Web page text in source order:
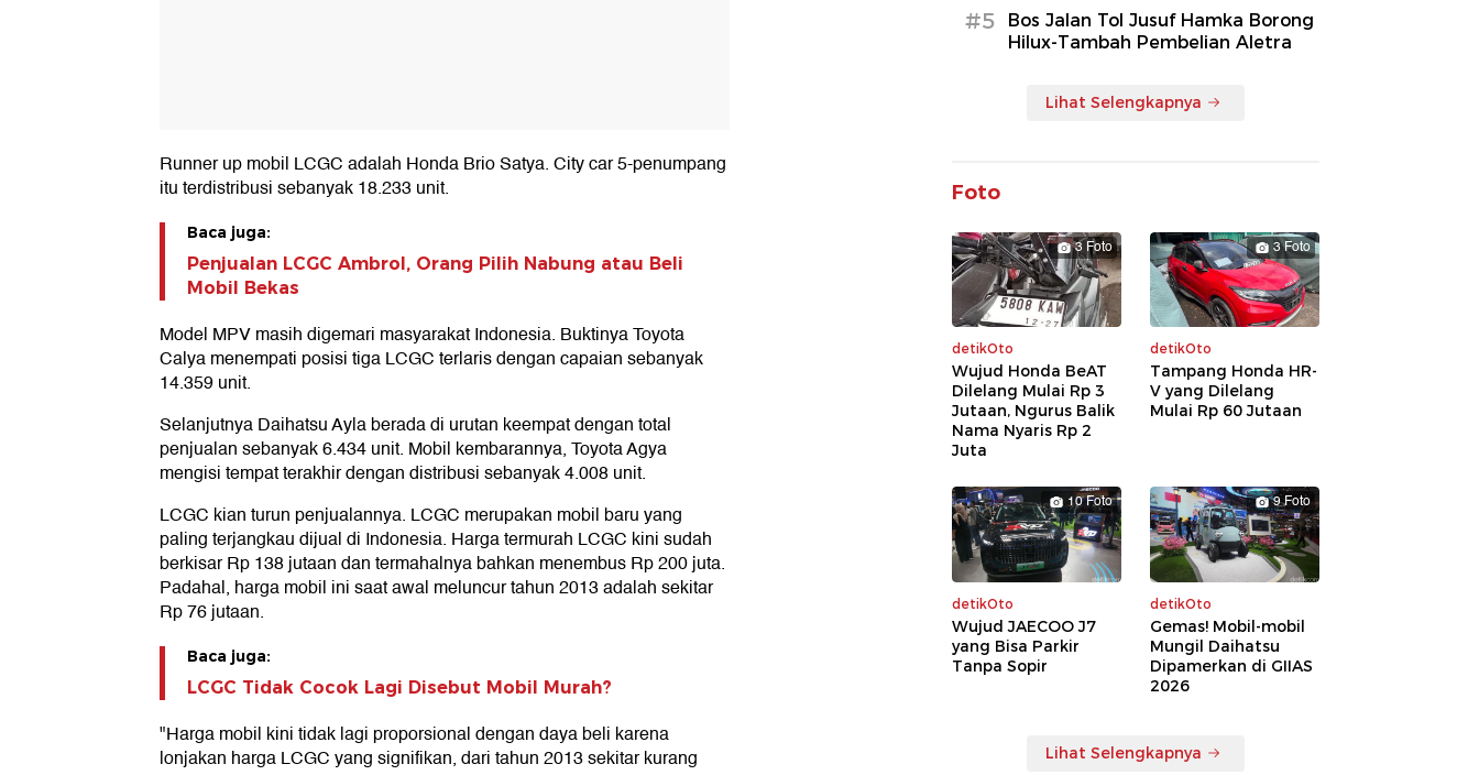
Runner up mobil LCGC adalah Honda Brio Satya. City car 5-penumpang
itu terdistribusi sebanyak 18.233 unit.
Baca juga:
Penjualan LCGC Ambrol, Orang Pilih Nabung atau Beli
Mobil Bekas
Model MPV masih digemari masyarakat Indonesia. Buktinya Toyota
Calya menempati posisi tiga LCGC terlaris dengan capaian sebanyak
14.359 unit.
Selanjutnya Daihatsu Ayla berada di urutan keempat dengan total
penjualan sebanyak 6.434 unit. Mobil kembarannya, Toyota Agya
mengisi tempat terakhir dengan distribusi sebanyak 4.008 unit.
LCGC kian turun penjualannya. LCGC merupakan mobil baru yang
paling terjangkau dijual di Indonesia. Harga termurah LCGC kini sudah
berkisar Rp 138 jutaan dan termahalnya bahkan menembus Rp 200 juta.
Padahal, harga mobil ini saat awal meluncur tahun 2013 adalah sekitar
Rp 76 jutaan.
Baca juga:
LCGC Tidak Cocok Lagi Disebut Mobil Murah?
"Harga mobil kini tidak lagi proporsional dengan daya beli karena
lonjakan harga LCGC yang signifikan, dari tahun 2013 sekitar kurang
#5
Bos Jalan Tol Jusuf Hamka Borong
Hilux-Tambah Pembelian Aletra
Lihat Selengkapnya
Foto
3 Foto
detikOto
Wujud Honda BeAT
Dilelang Mulai Rp 3
Jutaan, Ngurus Balik
Nama Nyaris Rp 2
Juta
3 Foto
detikOto
Tampang Honda HR-
V yang Dilelang
Mulai Rp 60 Jutaan
10 Foto
detikOto
Wujud JAECOO J7
yang Bisa Parkir
Tanpa Sopir
9 Foto
detikOto
Gemas! Mobil-mobil
Mungil Daihatsu
Dipamerkan di GIIAS
2026
Lihat Selengkapnya